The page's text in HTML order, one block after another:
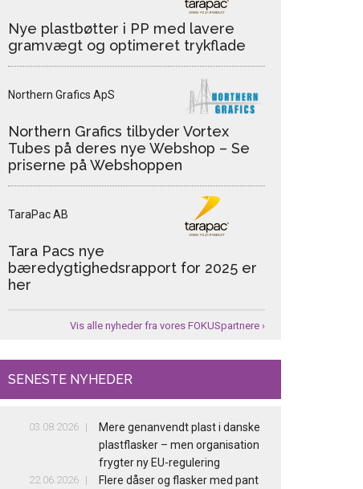
Nye plastbøtter i PP med lavere
gramvægt og optimeret trykflade
Northern Grafics ApS
Northern Grafics tilbyder Vortex
Tubes på deres nye Webshop – Se
priserne på Webshoppen
TaraPac AB
Tara Pacs nye
bæredygtighedsrapport for 2025 er
her
Vis alle nyheder fra vores FOKUSpartnere ›
SENESTE NYHEDER
03.08.2026
Mere genanvendt plast i danske
plastflasker – men organisation
frygter ny EU-regulering
22.06.2026
Flere dåser og flasker med pant